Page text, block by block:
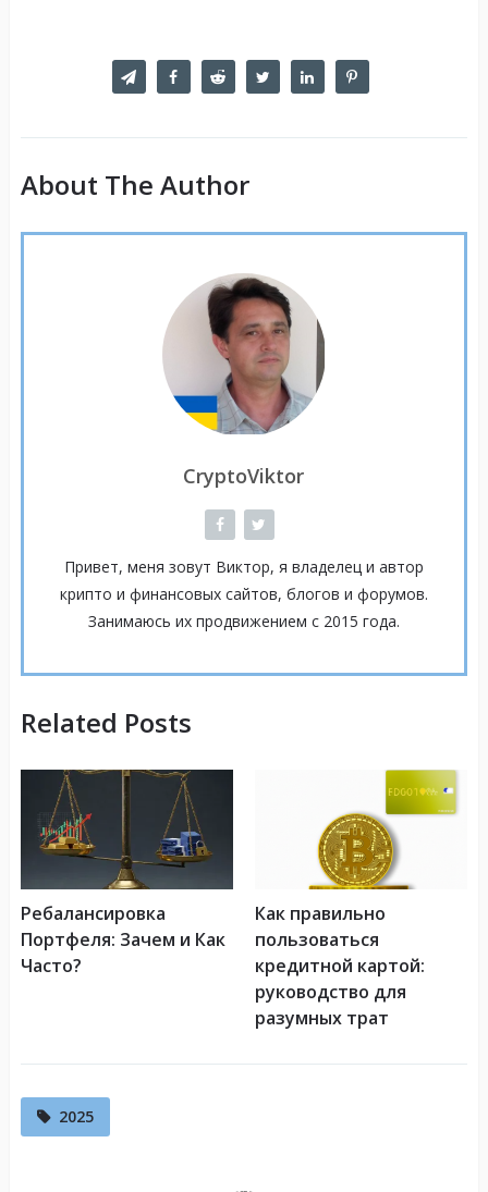
About The Author
CryptoViktor
Привет, меня зовут Виктор, я владелец и автор
крипто и финансовых сайтов, блогов и форумов.
Занимаюсь их продвижением с 2015 года.
Related Posts
Ребалансировка
Портфеля: Зачем и Как
Часто?
Как правильно
пользоваться
кредитной картой:
руководство для
разумных трат
2025